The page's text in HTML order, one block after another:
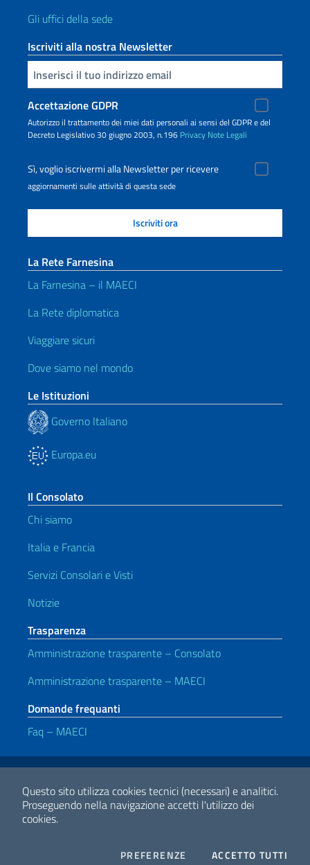
Questo sito utilizza cookies tecnici (necessari) e analitici.
Proseguendo nella navigazione accetti l'utilizzo dei
cookies.
PREFERENZE COOKIESACCETTO TUTTI
Gli uffici della sede
Iscriviti alla nostra Newsletter
Inserisci la tua email
Accettazione GDPR
Autorizzo il trattamento dei miei dati personali ai sensi del GDPR e del
Decreto Legislativo 30 giugno 2003, n.196 Privacy Note Legali
Sì, voglio iscrivermi alla Newsletter per ricevere
aggiornamenti sulle attività di questa sede
La Rete Farnesina
La Farnesina – il MAECI
La Rete diplomatica
Viaggiare sicuri
Dove siamo nel mondo
Le Istituzioni
Governo Italiano
Europa.eu
Il Consolato
Chi siamo
Italia e Francia
Servizi Consolari e Visti
Notizie
Trasparenza
Amministrazione trasparente – Consolato
Amministrazione trasparente – MAECI
Domande frequanti
Faq – MAECI
Link Utili